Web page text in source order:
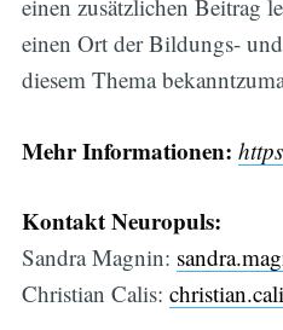
einen zusätzlichen Beitrag
einen Ort der Bildungs-
diesem Thema
Mehr Informationen:
Kontakt Neuropuls:
Sandra Magnin:
Christian Calis: